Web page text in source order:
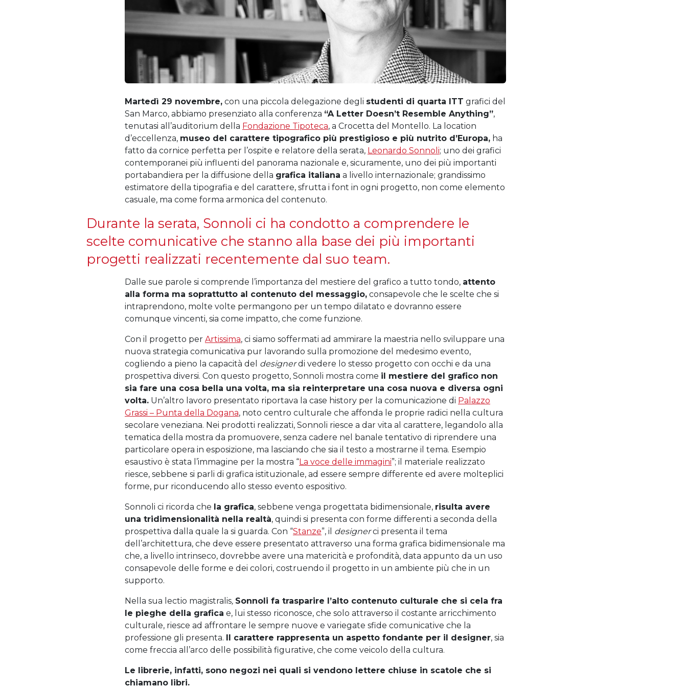
Martedì 29 novembre, con una piccola delegazione degli studenti di quarta ITT grafici del
San Marco, abbiamo presenziato alla conferenza “A Letter Doesn’t Resemble Anything”,
tenutasi all’auditorium della Fondazione Tipoteca, a Crocetta del Montello. La location
d’eccellenza, museo del carattere tipografico più prestigioso e più nutrito d’Europa, ha
fatto da cornice perfetta per l’ospite e relatore della serata, Leonardo Sonnoli; uno dei grafici
contemporanei più influenti del panorama nazionale e, sicuramente, uno dei più importanti
portabandiera per la diffusione della grafica italiana a livello internazionale; grandissimo
estimatore della tipografia e del carattere, sfrutta i font in ogni progetto, non come elemento
casuale, ma come forma armonica del contenuto.
Durante la serata, Sonnoli ci ha condotto a comprendere le
scelte comunicative che stanno alla base dei più importanti
progetti realizzati recentemente dal suoteam.
Dalle sue parole si comprende l’importanza del mestiere del grafico a tutto tondo, attento
alla forma ma soprattutto al contenuto del messaggio, consapevole che le scelte che si
intraprendono, molte volte permangono per un tempo dilatato e dovranno essere
comunque vincenti, sia come impatto, che come funzione.
Con il progetto per Artissima, ci siamo soffermati ad ammirare la maestria nello sviluppare una
nuova strategia comunicativa pur lavorando sulla promozione del medesimo evento,
cogliendo a pieno la capacità del designerdi vedere lo stesso progetto con occhi e da una
prospettiva diversi. Con questo progetto, Sonnoli mostra come il mestiere del grafico non
sia fare una cosa bella una volta, ma sia reinterpretare una cosa nuova e diversa ogni
volta. Un’altro lavoro presentato riportava la case history per la comunicazione di Palazzo
Grassi – Punta della Dogana, noto centro culturale che affonda le proprie radici nella cultura
secolare veneziana. Nei prodotti realizzati, Sonnoli riesce a dar vita al carattere, legandolo alla
tematica della mostra da promuovere, senza cadere nel banale tentativo di riprendere una
particolare opera in esposizione, ma lasciando che sia il testo a mostrarne il tema. Esempio
esaustivo è stata l’immagine per la mostra “La voce delle immagini”; il materiale realizzato
riesce, sebbene si parli di grafica istituzionale, ad essere sempre differente ed avere molteplici
forme, pur riconducendo allo stesso evento espositivo.
Sonnoli ci ricorda che la grafica, sebbene venga progettata bidimensionale, risulta avere
una tridimensionalità nella realtà, quindi si presenta con forme differenti a seconda della
prospettiva dalla quale la si guarda. Con “Stanze”, il designerci presenta il tema
dell’architettura, che deve essere presentato attraverso una forma grafica bidimensionale ma
che, a livello intrinseco, dovrebbe avere una matericità e profondità, data appunto da un uso
consapevole delle forme e dei colori, costruendo il progetto in un ambiente più che in un
supporto.
Nella sua lectio magistralis, Sonnoli fa trasparire l’alto contenuto culturale che si cela fra
le pieghe della grafica e, lui stesso riconosce, che solo attraverso il costante arricchimento
culturale, riesce ad affrontare le sempre nuove e variegate sfide comunicative che la
professione gli presenta. Il carattere rappresenta un aspetto fondante per il designer, sia
come freccia all’arco delle possibilità figurative, che come veicolo della cultura.
Le librerie, infatti, sono negozi nei quali si vendono lettere chiuse in scatole che si
chiamano libri.